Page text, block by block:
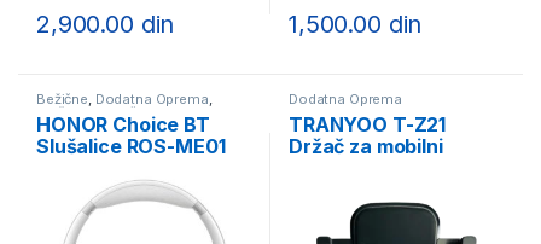
2,900.00 din 1,500.00 din
Bežične, Dodatna Oprema,
Slušalice i zvučnici
HONOR Choice BT
Slušalice ROS-ME01
Dodatna Oprema
TRANYOO T-Z21
Držač za mobilni